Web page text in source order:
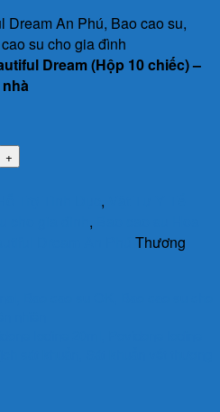
Dream (Hộp 10 chiếc) –
,
,
Thương